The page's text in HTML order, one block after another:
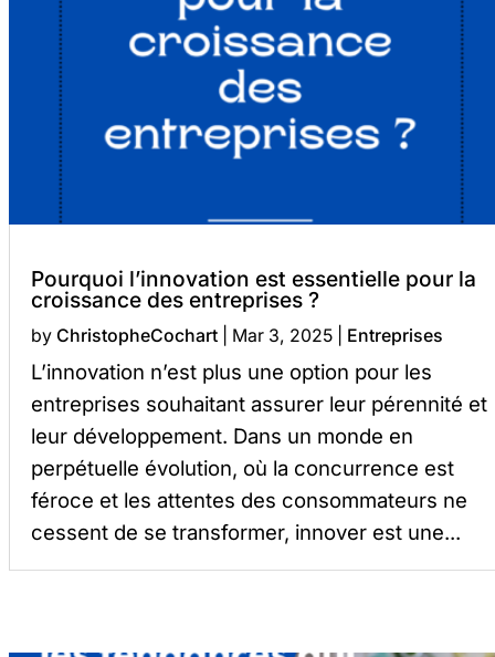
Pourquoi l’innovation est essentielle pour la
croissance des entreprises ?
by ChristopheCochart Mar 3, 2025 Entreprises
L’innovation n’est plus une option pour les
entreprises souhaitant assurer leur pérennité et
leur développement. Dans un monde en
perpétuelle évolution, où la concurrence est
féroce et les attentes des consommateurs ne
cessent de se transformer, innover est une...